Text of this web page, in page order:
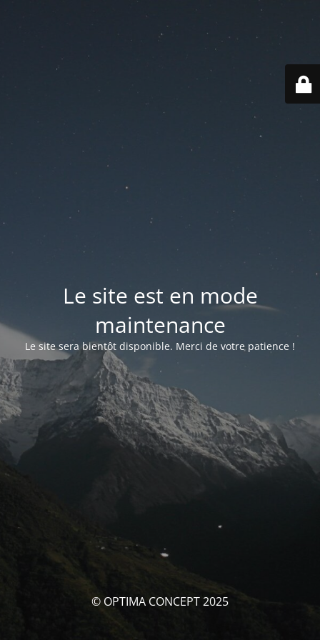
Le site est en mode
maintenance
Le site sera bientôt disponible. Merci de votre patience !
© OPTIMA CONCEPT 2025